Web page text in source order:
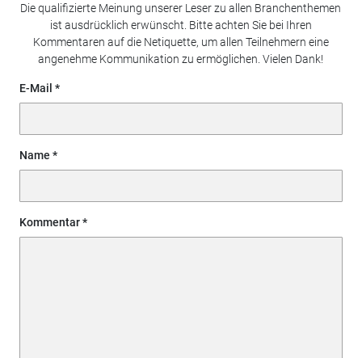
Die qualifizierte Meinung unserer Leser zu allen Branchenthemen
ist ausdrücklich erwünscht. Bitte achten Sie bei Ihren
Kommentaren auf die Netiquette, um allen Teilnehmern eine
angenehme Kommunikation zu ermöglichen. Vielen Dank!
E-Mail
Name
Kommentar